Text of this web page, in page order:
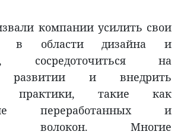
компании усилить свои
в области дизайна и
сосредоточиться на
развитии и внедрить
практики, такие как
переработанных и
волокон. Многие